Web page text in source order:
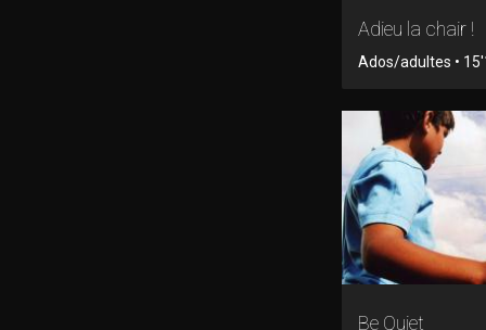
Adieu la chair !
Ados/adultes •
Be Quiet